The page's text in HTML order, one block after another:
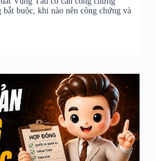
buộc, khi nào nên công chứng và